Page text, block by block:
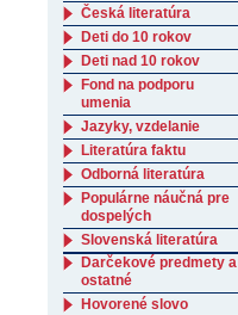
Česká literatúra
Deti do 10 rokov
Deti nad 10 rokov
Fond na podporu
umenia
Jazyky, vzdelanie
Literatúra faktu
Odborná literatúra
Populárne náučná pre
dospelých
Slovenská literatúra
Darčekové predmety a
ostatné
Hovorené slovo